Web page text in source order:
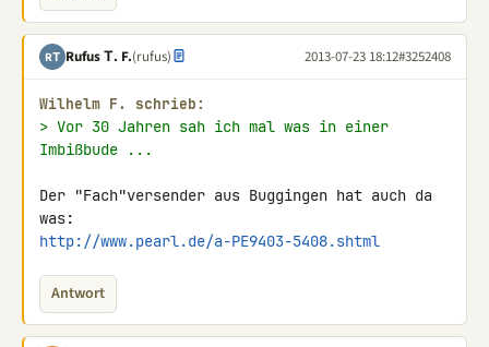
RΤ Rufus Τ. F.(rufus) 2013-07-23 18:12#3252408
Wilhelm F. schrieb:
> Vor 30 Jahren sah ich mal was in einer
Imbißbude ...
Der "Fach"versender aus Buggingen hat auch da
http://www.pearl.de/a-PE9403-5408.shtml
Antwort